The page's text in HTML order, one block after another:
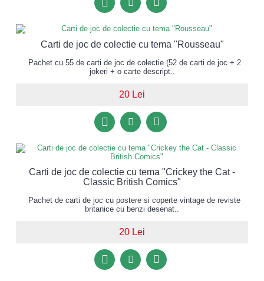
Carti de joc de colectie cu tema "Rousseau"
Pachet cu 55 de carti de joc de colectie (52 de carti de joc + 2
jokeri + o carte descript..
20 Lei
Carti de joc de colectie cu tema "Crickey the Cat -
Classic British Comics"
Pachet de carti de joc cu postere si coperte vintage de reviste
britanice cu benzi desenat..
20 Lei